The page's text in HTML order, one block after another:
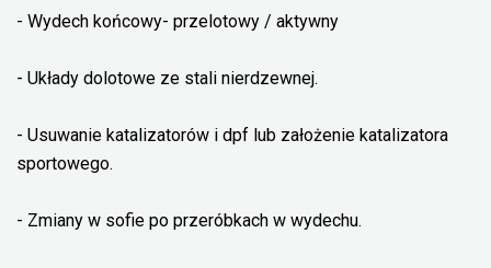
- Wydech końcowy- przelotowy / aktywny
- Układy dolotowe ze stali nierdzewnej.
- Usuwanie katalizatorów i dpf lub założenie katalizatora
sportowego.
- Zmiany w sofie po przeróbkach w wydechu.